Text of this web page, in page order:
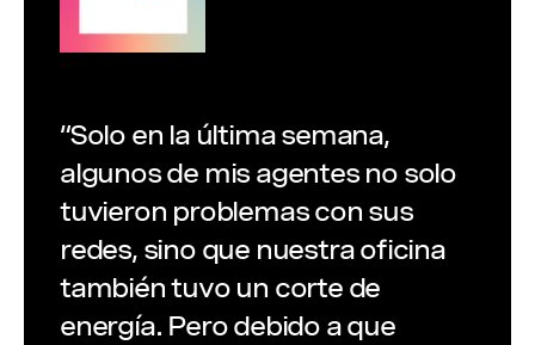
“Solo en la última semana,
algunos de mis agentes no solo
tuvieron problemas con sus
redes, sino que nuestra oficina
también tuvo un corte de
energía. Pero debido a que